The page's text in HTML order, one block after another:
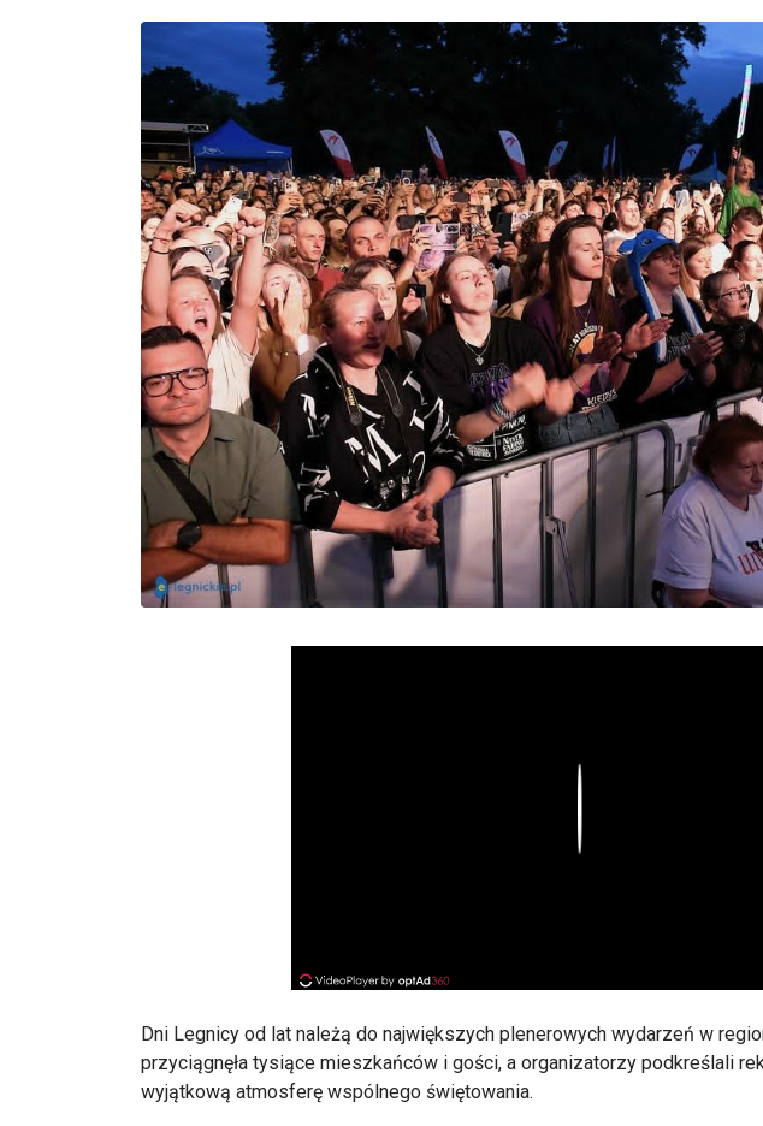
Dni Legnicy od lat należą do największych plenerowych wydarzeń w
przyciągnęła tysiące mieszkańców i gości, a organizatorzy podkreślali
wyjątkową atmosferę wspólnego świętowania.